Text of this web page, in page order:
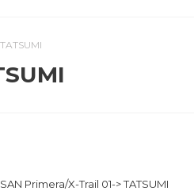
Primera/X-Trail 01-> TATSUMI